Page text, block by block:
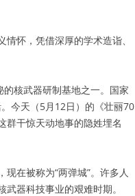
怀，凭借深厚的学术造诣、
核武器研制基地之一。国家
今天（5月12日）的《壮丽70
群干惊天动地事的隐姓埋名
在被称为“两弹城”。许多人
器科技事业的艰难时期。